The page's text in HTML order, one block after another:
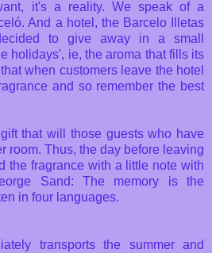
it's a reality. We speak of a
And a hotel , the Barcelo
Illetas
to give away
in a small
holidays', ie, the aroma that fills its
when customers leave the hotel
and so remember the best
that will those guests who have
room. Thus, the day before leaving
the fragrance with a little note with
Sand: The memory
is the
in four languages.
transports the
summer and